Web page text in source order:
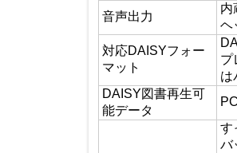
音声出力
内
ヘ
対応DAISYフォー
マット
プ
は
DAISY図書再生可
能データ
す
バ